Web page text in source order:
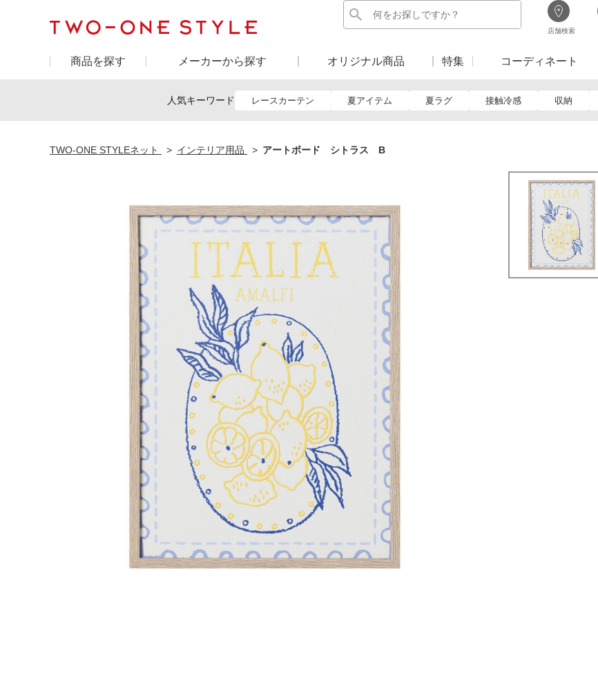
店舗検索
商品を探す メーカーから探す オリジナル商品 特集 コーディネート
人気キーワード レースカーテン 夏アイテム 夏ラグ 接触冷感 収納
TWO-ONE STYLEネット インテリア用品 アートボード シトラス B